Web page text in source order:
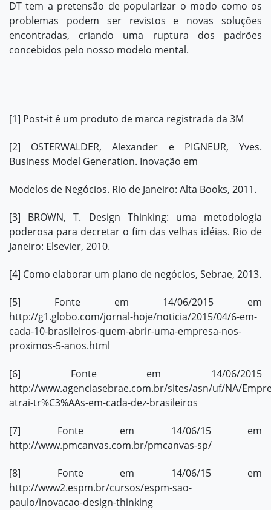
DT tem a pretensão de popularizar o modo como os
problemas podem ser revistos e novas soluções
encontradas, criando uma ruptura dos padrões
concebidos pelo nosso modelo mental.
[1] Post-it é um produto de marca registrada da 3M
[2] OSTERWALDER, Alexander e PIGNEUR, Yves.
Business Model Generation. Inovação em
Modelos de Negócios. Rio de Janeiro: Alta Books, 2011.
[3] BROWN, T. Design Thinking: uma metodologia
poderosa para decretar o fim das velhas idéias. Rio de
Janeiro: Elsevier, 2010.
[4] Como elaborar um plano de negócios, Sebrae, 2013.
[5] Fonte em 14/06/2015 em
http://g1.globo.com/jornal-hoje/noticia/2015/04/6-em-
cada-10-brasileiros-quem-abrir-uma-empresa-nos-
proximos-5-anos.html
[6] Fonte em 14/06/2015
http://www.agenciasebrae.com.br/sites/asn/uf/NA/
atrai-tr%C3%AAs-em-cada-dez-brasileiros
[7] Fonte em 14/06/15 em
http://www.pmcanvas.com.br/pmcanvas-sp/
[8] Fonte em 14/06/15 em
http://www2.espm.br/cursos/espm-sao-
paulo/inovacao-design-thinking